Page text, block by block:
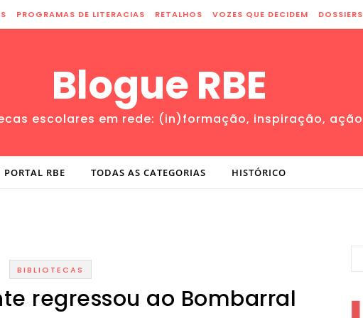
PROGRAMAS DE LITERACIAS RETALHOS VOZES QUE DECIDEM DOSSIERS
Blogue RBE
escolares em rede: (in)formação, inspiração, ação
PORTAL RBE TODAS AS CATEGORIAS HISTÓRICO
BIBLIOTECAS
regressou ao Bombarral